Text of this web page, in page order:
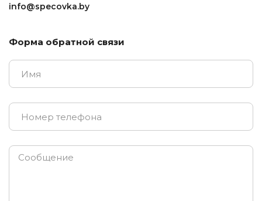
Форма обратной связи
info@specovka.by